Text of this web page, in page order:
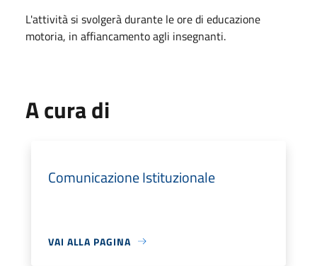
L'attività si svolgerà durante le ore di educazione
motoria, in affiancamento agli insegnanti.
A cura di
Comunicazione Istituzionale
VAI ALLA PAGINA